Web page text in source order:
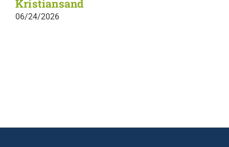
Kristiansand
06/24/2026